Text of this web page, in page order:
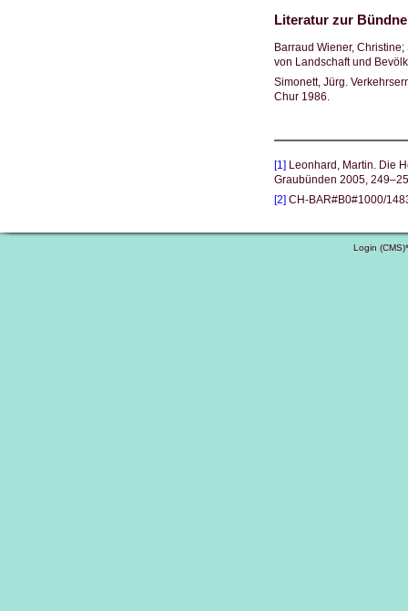
Literatur zur
Barraud Wiener,
von Landschaft und
Simonett, Jürg.
Chur 1986.
[1] Leonhard, Martin. Die
Graubünden 2005,
[2] CH-BAR#B0#1000/
Login (CMS)*